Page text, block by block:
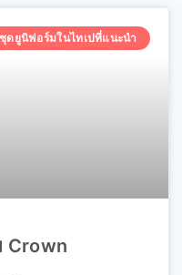
ดยูนิฟอร์มในไทเปที่แนะนำ
Crown